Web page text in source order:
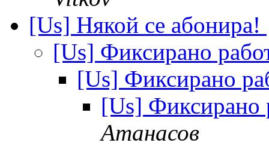
[Us] Някой се абонира!
[Us] Фиксирано
[Us] Фиксирано
[Us] Фиксирано
Атанасов